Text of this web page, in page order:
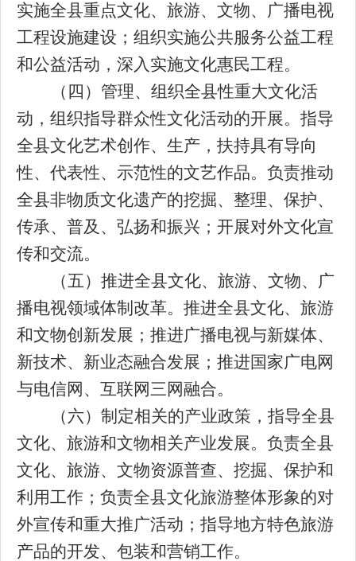
实施全县重点文化、旅游、文物、广播电视
工程设施建设；组织实施公共服务公益工程
和公益活动，深入实施文化惠民工程。
（四）管理、组织全县性重大文化活
动，组织指导群众性文化活动的开展。指导
全县文化艺术创作、生产，扶持具有导向
性、代表性、示范性的文艺作品。负责推动
全县非物质文化遗产的挖掘、整理、保护、
传承、普及、弘扬和振兴；开展对外文化宣
传和交流。
（五）推进全县文化、旅游、文物、广
播电视领域体制改革。推进全县文化、旅游
和文物创新发展；推进广播电视与新媒体、
新技术、新业态融合发展；推进国家广电网
与电信网、互联网三网融合。
（六）制定相关的产业政策，指导全县
文化、旅游和文物相关产业发展。负责全县
文化、旅游、文物资源普查、挖掘、保护和
利用工作；负责全县文化旅游整体形象的对
外宣传和重大推广活动；指导地方特色旅游
产品的开发、包装和营销工作。